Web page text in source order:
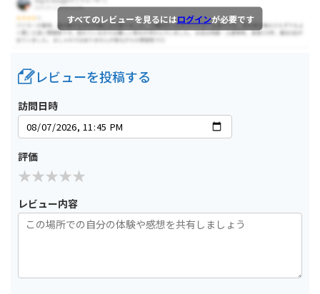
すべてのレビューを見るにはログインが必要です
レビューを投稿する
訪問日時
評価
レビュー内容